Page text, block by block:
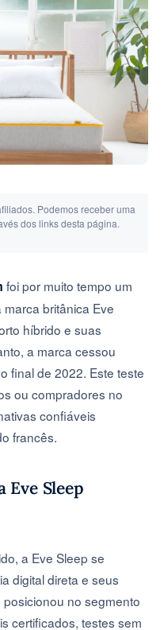
Podemos receber uma
dos links desta página.
foi por muito tempo um
britânica Eve
híbrido e suas
a marca cessou
final de 2022. Este teste
ou compradores no
confiáveis
francês.
Eve Sleep
a Eve Sleep se
digital direta e seus
no segmento
certificados, testes sem